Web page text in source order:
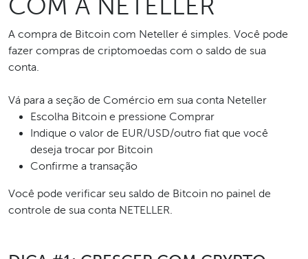
COM A NETELLER
A compra de Bitcoin com Neteller é simples. Você pode
fazer compras de criptomoedas com o saldo de sua
conta.
Vá para a seção de Comércio em sua conta Neteller
Escolha Bitcoin e pressione Comprar
Indique o valor de EUR/USD/outro fiat que você
deseja trocar por Bitcoin
Confirme a transação
Você pode verificar seu saldo de Bitcoin no painel de
controle de sua conta NETELLER.